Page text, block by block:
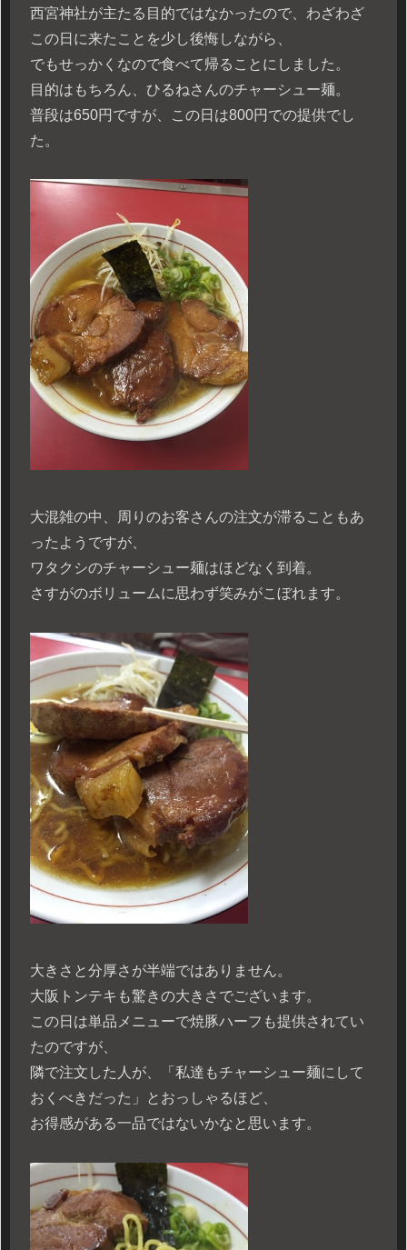
西宮神社が主たる目的ではなかったので、わざわざ
この日に来たことを少し後悔しながら、
でもせっかくなので食べて帰ることにしました。
目的はもちろん、ひるねさんのチャーシュー麺。
普段は650円ですが、この日は800円での提供でし
た。
大混雑の中、周りのお客さんの注文が滞ることもあ
ったようですが、
ワタクシのチャーシュー麺はほどなく到着。
さすがのボリュームに思わず笑みがこぼれます。
大きさと分厚さが半端ではありません。
大阪トンテキも驚きの大きさでございます。
この日は単品メニューで焼豚ハーフも提供されてい
たのですが、
隣で注文した人が、「私達もチャーシュー麺にして
おくべきだった」とおっしゃるほど、
お得感がある一品ではないかなと思います。